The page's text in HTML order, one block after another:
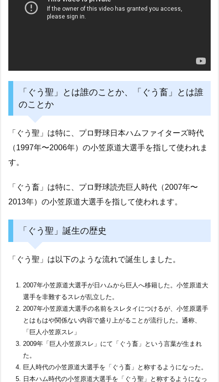
「ぐう聖」とは誰のことか、「ぐう畜」とは誰
のことか
「ぐう聖」は特に、プロ野球日本ハムファイターズ時代
（1997年〜2006年）の小笠原道大選手を指して使われま
す。
「ぐう畜」は特に、プロ野球読売巨人時代（2007年〜
2013年）の小笠原道大選手を指して使われます。
「ぐう聖」誕生の歴史
「ぐう聖」は以下のような流れで誕生しました。
2007年小笠原道大選手が日ハムから巨人へ移籍した。小笠原道大
選手を非難するスレが乱立した。
2007年小笠原道大選手の名前をスレタイにつけるが、小笠原選手
とはもはや関係ない内容で盛り上がることが流行した。通称、
「巨人小笠原スレ」
2009年「巨人小笠原スレ」にて「ぐう畜」という言葉が生まれ
た。
巨人時代の小笠原道大選手を「ぐう畜」と称するようになった。
日本ハム時代の小笠原道大選手を「ぐう聖」と称するようになっ